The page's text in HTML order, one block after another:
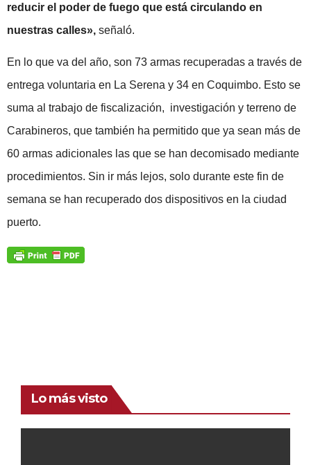
reducir el poder de fuego que está circulando en
nuestras calles», señaló.
En lo que va del año, son 73 armas recuperadas a través de
entrega voluntaria en La Serena y 34 en Coquimbo. Esto se
suma al trabajo de fiscalización, investigación y terreno de
Carabineros, que también ha permitido que ya sean más de
60 armas adicionales las que se han decomisado mediante
procedimientos. Sin ir más lejos, solo durante este fin de
semana se han recuperado dos dispositivos en la ciudad
puerto.
Lo más visto